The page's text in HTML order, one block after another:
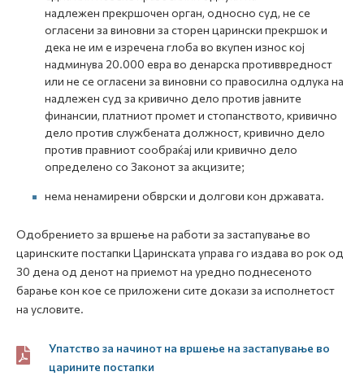
надлежен прекршочен орган, односно суд, не се
огласени за виновни за сторен царински прекршок и
дека не им е изречена глоба во вкупен износ кој
надминува 20.000 евра во денарска противвредност
или не се огласени за виновни со правосилна одлука на
надлежен суд за кривично дело против јавните
финансии, платниот промет и стопанството, кривично
дело против службената должност, кривично дело
против правниот сообраќај или кривично дело
определено со Законот за акцизите;
нема ненамирени обврски и долгови кон државата.
Одобрението за вршење на работи за застапување во
царинските постапки Царинската управа го издава во рок од
30 дена од денот на приемот на уредно поднесеното
барање кон кое се приложени сите докази за исполнетост
на условите.
Упатство за начинот на вршење на застапување во
царините постапки